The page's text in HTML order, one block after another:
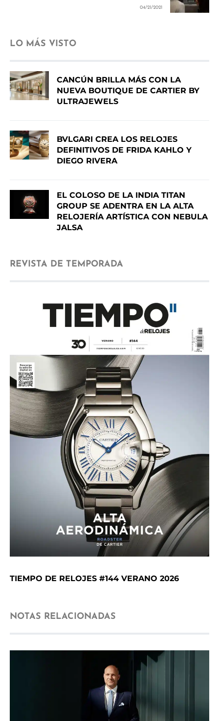
04/21/2021
LO MÁS VISTO
CANCÚN BRILLA MÁS CON LA
NUEVA BOUTIQUE DE CARTIER BY
ULTRAJEWELS
BVLGARI CREA LOS RELOJES
DEFINITIVOS DE FRIDA KAHLO Y
DIEGO RIVERA
EL COLOSO DE LA INDIA TITAN
GROUP SE ADENTRA EN LA ALTA
RELOJERÍA ARTÍSTICA CON NEBULA
JALSA
REVISTA DE TEMPORADA
TIEMPO DE RELOJES #144 VERANO 2026
NOTAS RELACIONADAS